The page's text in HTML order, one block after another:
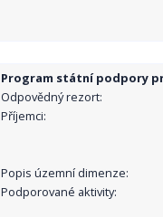
Program státní podpory
Odpovědný rezort:
Příjemci:
Popis územní dimenze:
Podporované aktivity: